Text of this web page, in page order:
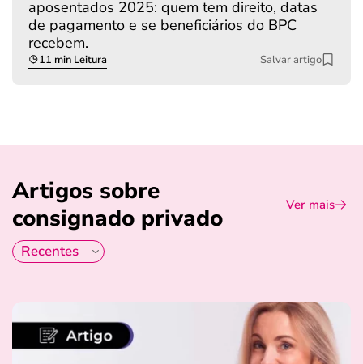
aposentados 2025: quem tem direito, datas
de pagamento e se beneficiários do BPC
recebem.
11 min Leitura Salvar artigo
Artigos sobre
consignado privado
Ver mais